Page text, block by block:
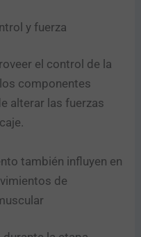
y fuerza
el control de la
componentes
alterar las fuerzas
también influyen en
de